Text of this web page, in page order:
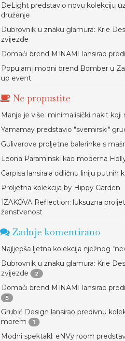
DeLight predstavio novu kolekciju
druženje
Dubrovnik u znaku glamura: Krie
zvijezde
Domaći brend MINAMI lansirao
Popularni modni brend Bomber u
up event
Ne propustite
Manje je više: minimalisički nakit
Yamamay predstavio "svemirski"
Guliverove proljetne balerinke s
Leona Paraminski kao moderna
Carpisa lansirala odličnu liniju putnih
Proljetna kolekcija by Hippy Garden
IZAKOVA Reflection: luksuzna
ženstvenost
Zadnje komentirano
Najljepša ljetna kolekcija nježnog
Dubrovnik u znaku glamura: Krie
zvijezde
2
Domaći brend MINAMI lansirao
5
Grubić Design lansirao predivnu
morem
1
Modni spektakl: eNVy room